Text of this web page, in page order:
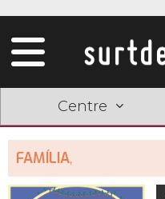
Centre
FAMÍLIA,